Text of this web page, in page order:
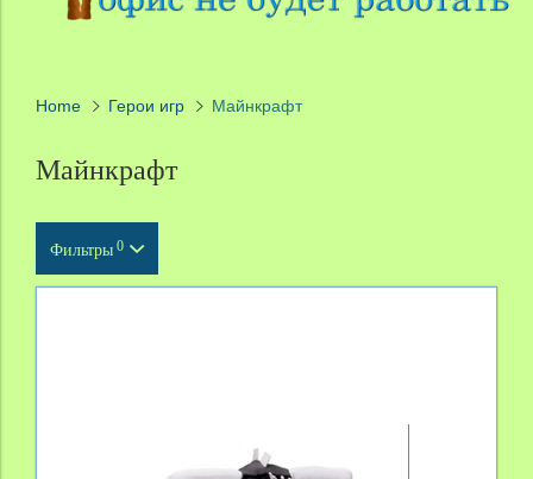
Home Герои игр Майнкрафт
Майнкрафт
Фильтры 0